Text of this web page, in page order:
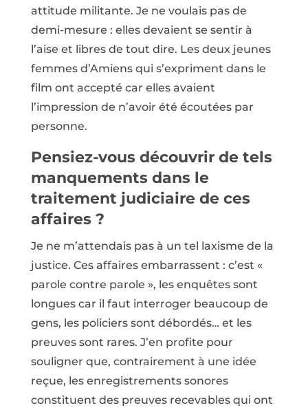
attitude militante. Je ne voulais pas de
demi-mesure : elles devaient se sentir à
l’aise et libres de tout dire. Les deux jeunes
femmes d’Amiens qui s’expriment dans le
film ont accepté car elles avaient
l’impression de n’avoir été écoutées par
personne.
Pensiez-vous découvrir de tels
manquements dans le
traitement judiciaire de ces
affaires ?
Je ne m’attendais pas à un tel laxisme de la
justice. Ces affaires embarrassent : c’est «
parole contre parole », les enquêtes sont
longues car il faut interroger beaucoup de
gens, les policiers sont débordés… et les
preuves sont rares. J’en profite pour
souligner que, contrairement à une idée
reçue, les enregistrements sonores
constituent des preuves recevables qui ont